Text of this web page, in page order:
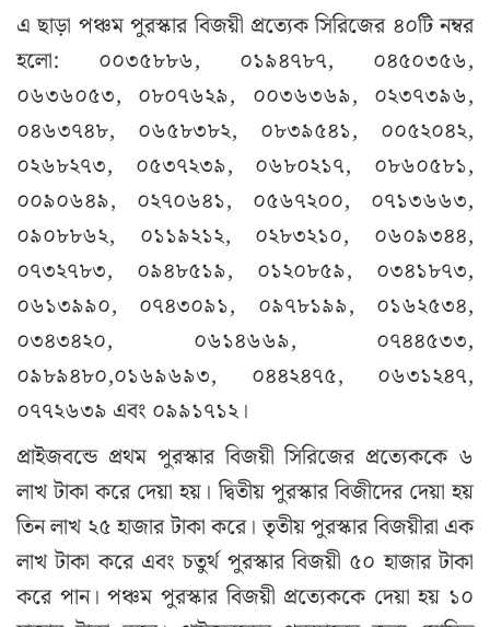
এ ছাড়া পঞ্চম পুরস্কার বিজয়ী প্রত্যেক সিরিজের ৪০টি নম্বর
হলো: ০০৩৫৮৮৬, ০১৯৪৭৮৭, ০৪৫০৩৫৬,
০৬৩৬০৫৩, ০৮০৭৬২৯, ০০৩৬৩৬৯, ০২৩৭৩৯৬,
০৪৬৩৭৪৮, ০৬৫৮৩৮২, ০৮৩৯৫৪১, ০০৫২০৪২,
০২৬৮২৭৩, ০৫৩৭২৩৯, ০৬৮০২১৭, ০৮৬০৫৮১,
০০৯০৬৪৯, ০২৭০৬৪১, ০৫৬৭২০০, ০৭১৩৬৬৩,
০৯০৮৮৬২, ০১১৯২১২, ০২৮৩২১০, ০৬০৯৩৪৪,
০৭৩২৭৮৩, ০৯৪৮৫১৯, ০১২০৮৫৯, ০৩৪১৮৭৩,
০৬১৩৯৯০, ০৭৪৩০৯১, ০৯৭৮১৯৯, ০১৬২৫৩৪,
০৩৪৩৪২০, ০৬১৪৬৬৯, ০৭৪৪৫৩৩,
০৯৮৯৪৮০,০১৬৯৬৯৩, ০৪৪২৪৭৫, ০৬৩১২৪৭,
০৭৭২৬৩৯ এবং ০৯৯১৭১২।
প্রাইজবন্ডে প্রথম পুরস্কার বিজয়ী সিরিজের প্রত্যেককে ৬
লাখ টাকা করে দেয়া হয়। দ্বিতীয় পুরস্কার বিজীদের দেয়া হয়
তিন লাখ ২৫ হাজার টাকা করে। তৃতীয় পুরস্কার বিজয়ীরা এক
লাখ টাকা করে এবং চতুর্থ পুরস্কার বিজয়ী ৫০ হাজার টাকা
করে পান। পঞ্চম পুরস্কার বিজয়ী প্রত্যেককে দেয়া হয় ১০